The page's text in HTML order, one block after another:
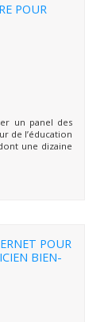
POUR
un panel des
de l’éducation
une dizaine
POUR
BIEN-